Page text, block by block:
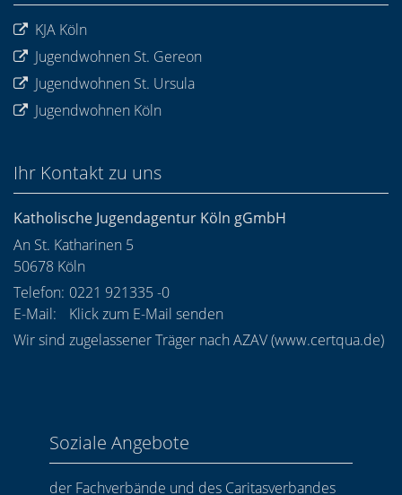
KJA Köln
Jugendwohnen St. Gereon
Jugendwohnen St. Ursula
Jugendwohnen Köln
Ihr Kontakt zu uns
Katholische Jugendagentur Köln gGmbH
An St. Katharinen 5
50678 Köln
Telefon: 0221 921335 -0
E-Mail:
Klick zum E-Mail senden
Wir sind zugelassener Träger nach AZAV (www.certqua.de)
Soziale Angebote
der Fachverbände und des Caritasverbandes